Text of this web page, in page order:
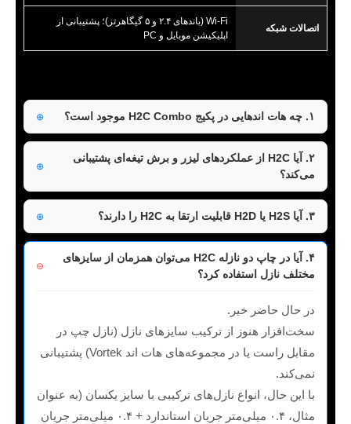
اتصالات شبکه
Wi-Fi (باندهای ۲.۴ و ۵ گیگاهرتز)؛ پشتیبانی از
اپلیکیشن موبایل و PC
۱. چه هات اندهایی در پکیج H2C Combo موجود است؟
۲. آیا H2C از عملکردهای لیزر و برش تیغه‌ای پشتیبانی
می‌کند؟
۳. آیا H2S یا H2D قابلیت ارتقا به H2C را دارند؟
۴. آیا در چاپ دو نازله H2C می‌توان همزمان از سایزهای
مختلف نازل استفاده کرد؟
در حال حاضر خیر.
سخت‌افزار هنوز از ترکیب سایزهای نازل (نازل چپ در
مقابل راست یا در مجموعه‌های هات اند Vortek) پشتیبانی
نمی‌کند.
با این حال، انواع نازل‌های ترکیبی با سایز یکسان (به عنوان
مثال، ۰.۴ میلی‌متر جریان استاندارد + ۰.۴ میلی‌متر جریان